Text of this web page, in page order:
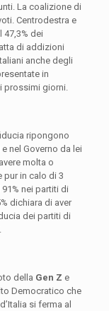
La coalizione di
Centrodestra e
dei
di addizioni
anche degli
in
prossimi giorni.
ripongono
nel Governo da lei
molta o
pur in calo di 3
nei partiti di
dichiara di aver
dei partiti di
della Gen Z e
Democratico che
si ferma al